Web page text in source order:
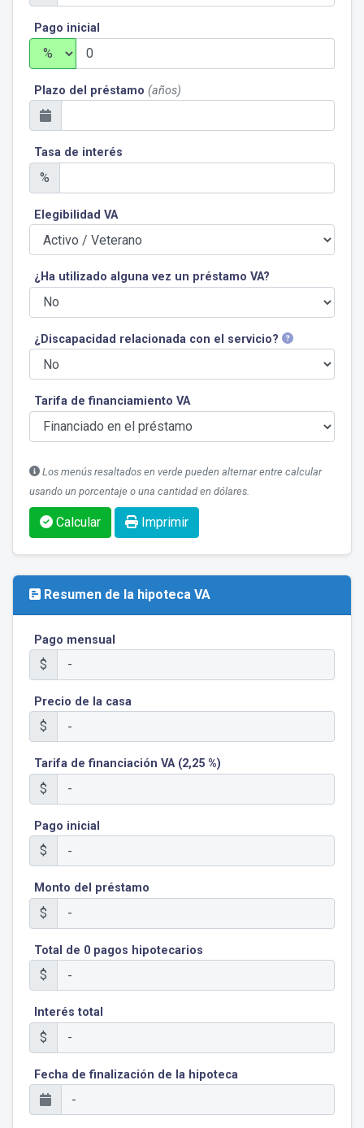
Pago inicial
Plazo del préstamo (años)
Tasa de interés
%
Elegibilidad VA
¿Ha utilizado alguna vez un préstamo VA?
¿Discapacidad relacionada con el servicio?
Tarifa de financiamiento VA
Los menús resaltados en verde pueden alternar entre calcular
usando un porcentaje o una cantidad en dólares.
Calcular Imprimir
Resumen de la hipoteca VA
Pago mensual
$
Precio de la casa
$
Tarifa de financiación VA (2,25 %)
$
Pago inicial
$
Monto del préstamo
$
Total de 0 pagos hipotecarios
$
Interés total
$
Fecha de finalización de la hipoteca